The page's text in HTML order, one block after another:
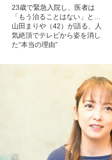
23歳で緊急入院し、医者は
「もう治ることはない」と…
山田まりや（42）が語る、人
気絶頂でテレビから姿を消し
た“本当の理由”